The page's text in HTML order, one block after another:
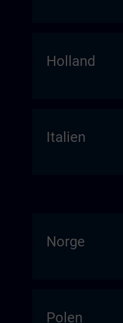
Holland
Italien
Norge
Polen